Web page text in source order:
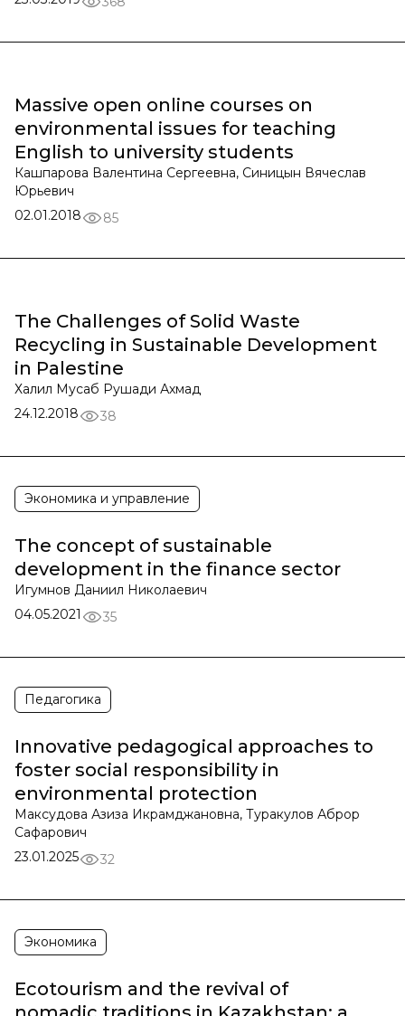
Massive open online courses on
environmental issues for teaching
English to university students
Кашпарова Валентина Сергеевна, Синицын Вячеслав
Юрьевич
02.01.2018
85
The Challenges of Solid Waste
Recycling in Sustainable Development
in Palestine
Халил Мусаб Рушади Ахмад
24.12.2018
38
Экономика и управление
The concept of sustainable
development in the finance sector
Игумнов Даниил Николаевич
04.05.2021
35
Педагогика
Innovative pedagogical approaches to
foster social responsibility in
environmental protection
Максудова Азиза Икрамджановна, Туракулов Аброр
Сафарович
23.01.2025
32
Экономика
Ecotourism and the revival of